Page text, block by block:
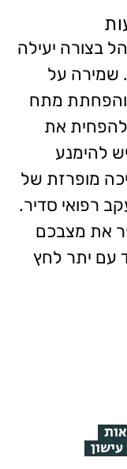
בצורה יעילה
שמירה על
והפחתת מתח
את
להימנע
מופרזת של
רפואי סדיר.
את מצבכם
עם יתר לחץ
עישון